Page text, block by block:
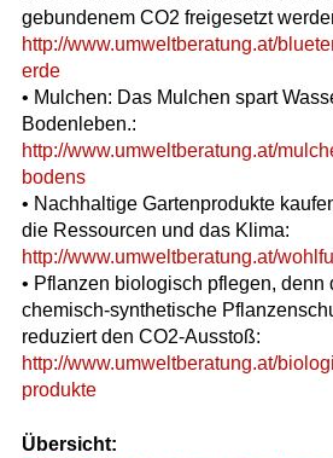
gebundenem CO2 freigesetzt
http://www.umweltberatung.at/
erde
• Mulchen: Das Mulchen spart
Bodenleben.:
http://www.umweltberatung.at/
bodens
• Nachhaltige Gartenprodukte
die Ressourcen und das Klima:
http://www.umweltberatung.at/
• Pflanzen biologisch pflegen, denn
chemisch-synthetische
reduziert den CO2-Ausstoß:
http://www.umweltberatung.at/
produkte
Übersicht: